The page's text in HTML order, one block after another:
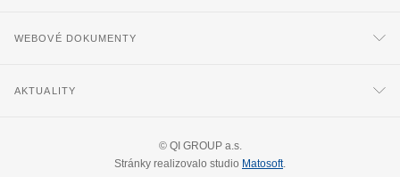
WEBOVÉ DOKUMENTY
AKTUALITY
©QI GROUP a.s.
Stránky realizovalo studio Matosoft.